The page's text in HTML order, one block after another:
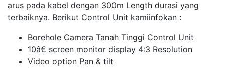
arus pada kabel dengan 300m Length durasi yang
terbaiknya. Berikut Control Unit kamiinfokan :
Borehole Camera Tanah Tinggi Control Unit
10â€ screen monitor display 4:3 Resolution
Video option Pan & tilt